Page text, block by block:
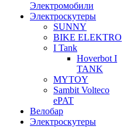
Электромобили
Электроскутеры
SUNNY
BIKE ELEKTRO
I Tank
Hoverbot I
TANK
MYTOY
Sambit Volteco
ePAT
Велобар
Электроскутеры